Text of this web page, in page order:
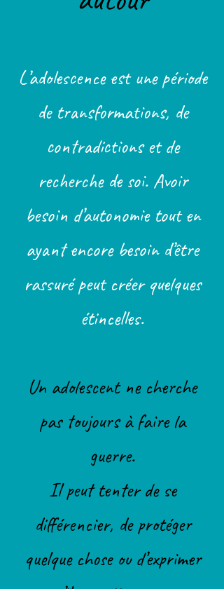
L’adolescence est une période
de transformations, de
contradictions et de
recherche de soi. Avoir
besoin d’autonomie tout en
ayant encore besoin d’être
rassuré peut créer quelques
étincelles.
Un adolescent ne cherche
pas toujours à faire la
guerre.
Il peut tenter de se
différencier, de protéger
quelque chose ou d’exprimer